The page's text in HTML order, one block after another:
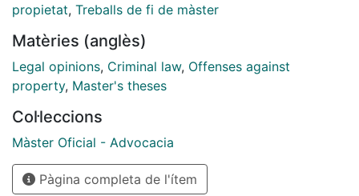
propietat, Treballs de fi de màster
Matèries (anglès)
Legal opinions, Criminal law, Offenses against
property, Master's theses
Col·leccions
Màster Oficial - Advocacia
Pàgina completa de l'ítem